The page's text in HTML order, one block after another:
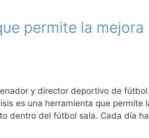
permite la mejora
y director deportivo de fútbol
es una herramienta que permite
dentro del fútbol sala. Cada día